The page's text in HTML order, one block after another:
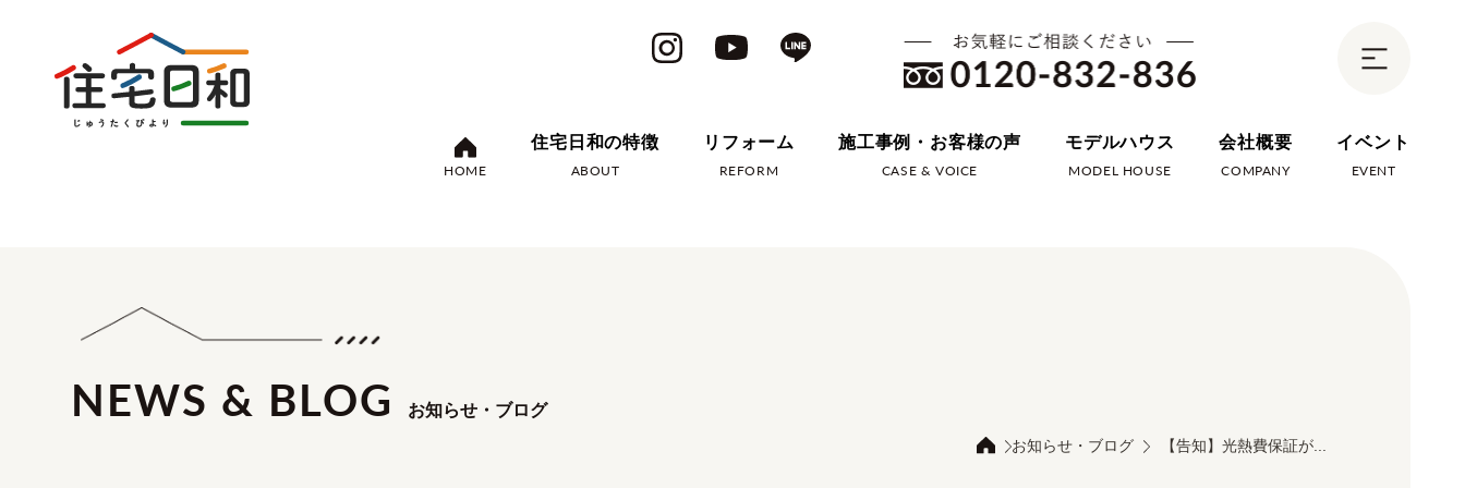
HOME
住宅日和の特徴
ABOUT
リフォーム
REFORM
施工事例・お客様の声
CASE & VOICE
モデルハウス
MODEL HOUSE
会社概要
COMPANY
イベント
EVENT
NEWS & BLOG お知らせ・ブログ
お知らせ・ブログ 【告知】光熱費保証が...